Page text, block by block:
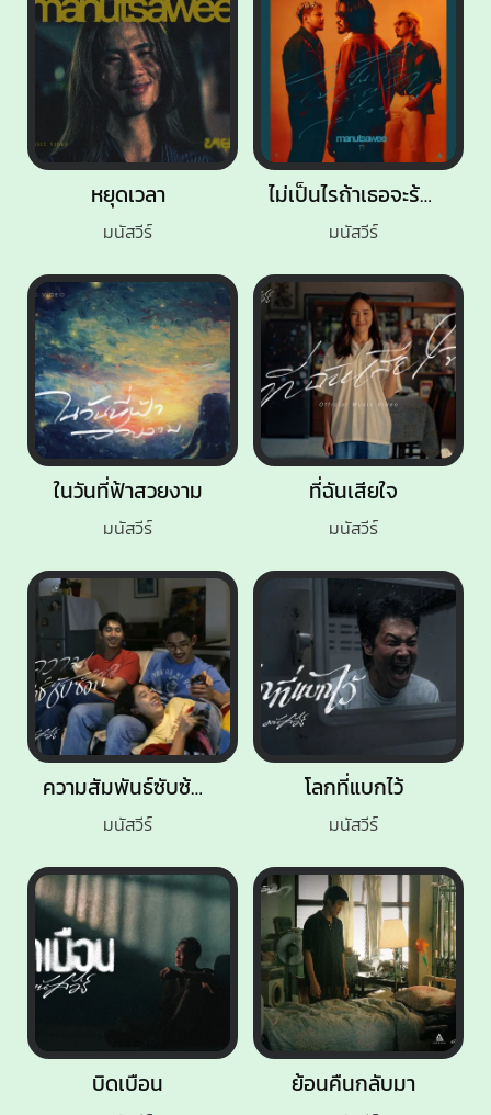
โลกที่แบกไว้
มนัสวีร์
บิดเบือน
ในวันที่ฟ้าสวยงาม
มนัสวีร์
ความสัมพันธ์ซับซ้อน
มนัสวีร์
ย้อนคืนกลับมา
ที่ฉันเสียใจ
มนัสวีร์
หยุดเวลา
มนัสวีร์
ไม่เป็นไรถ้าเธอจะร้องไห้
มนัสวีร์